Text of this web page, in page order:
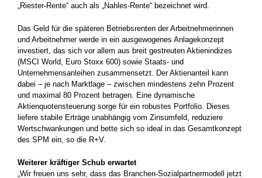
„Riester-Rente“ auch als „Nahles-Rente“ bezeichnet wird.
Das Geld für die späteren Betriebsrenten der Arbeitnehmerinnen
und Arbeitnehmer werde in ein ausgewogenes Anlagekonzept
investiert, das sich vor allem aus breit gestreuten Aktienindizes
(MSCI World, Euro Stoxx 600) sowie Staats- und
Unternehmensanleihen zusammensetzt. Der Aktienanteil kann
dabei – je nach Marktlage – zwischen mindestens zehn Prozent
und maximal 80 Prozent betragen. Eine dynamische
Aktienquotensteuerung sorge für ein robustes Portfolio. Dieses
liefere stabile Erträge unabhängig vom Zinsumfeld, reduziere
Wertschwankungen und bette sich so ideal in das Gesamtkonzept
des SPM ein, so die R+V.
Weiterer kräftiger Schub erwartet
„Wir freuen uns sehr, dass das Branchen-Sozialpartnermodell jetzt